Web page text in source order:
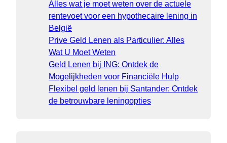
Alles wat je moet weten over de actuele
rentevoet voor een hypothecaire lening in
België
Prive Geld Lenen als Particulier: Alles
Wat U Moet Weten
Geld Lenen bij ING: Ontdek de
Mogelijkheden voor Financiële Hulp
Flexibel geld lenen bij Santander: Ontdek
de betrouwbare leningopties